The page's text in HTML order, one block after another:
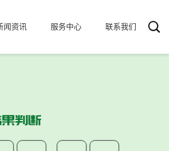
闻资讯 服务中心 联系我们